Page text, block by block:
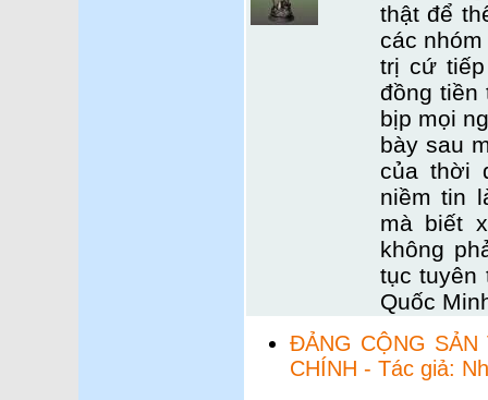
thật để
các
trị cứ
đồng tiền
bịp mọi
bày sau
của thời
niềm tin
mà biết
không
tục tuyên
Quốc
ĐẢNG CỘNG
CHÍNH - Tác giả: